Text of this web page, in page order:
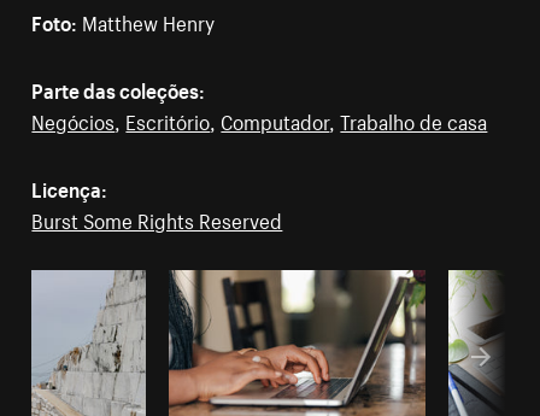
Foto: Matthew Henry
Parte das coleções:
Negócios Escritório Computador,Trabalho de casa
Licença:
Burst Some Rights Reserved